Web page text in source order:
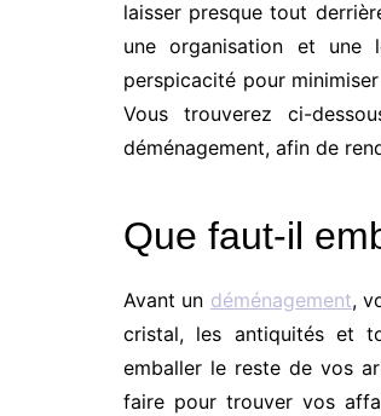
laisser presque tout
une organisation et une
perspicacité pour
Vous trouverez ci-
déménagement, afin de
Que faut-il
Avant un déménagement,
cristal, les antiquités et
emballer le reste de vos
faire pour trouver vos